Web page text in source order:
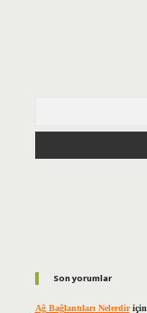
Son yorumlar
Ağ Bağlantıları Nelerdiriçin